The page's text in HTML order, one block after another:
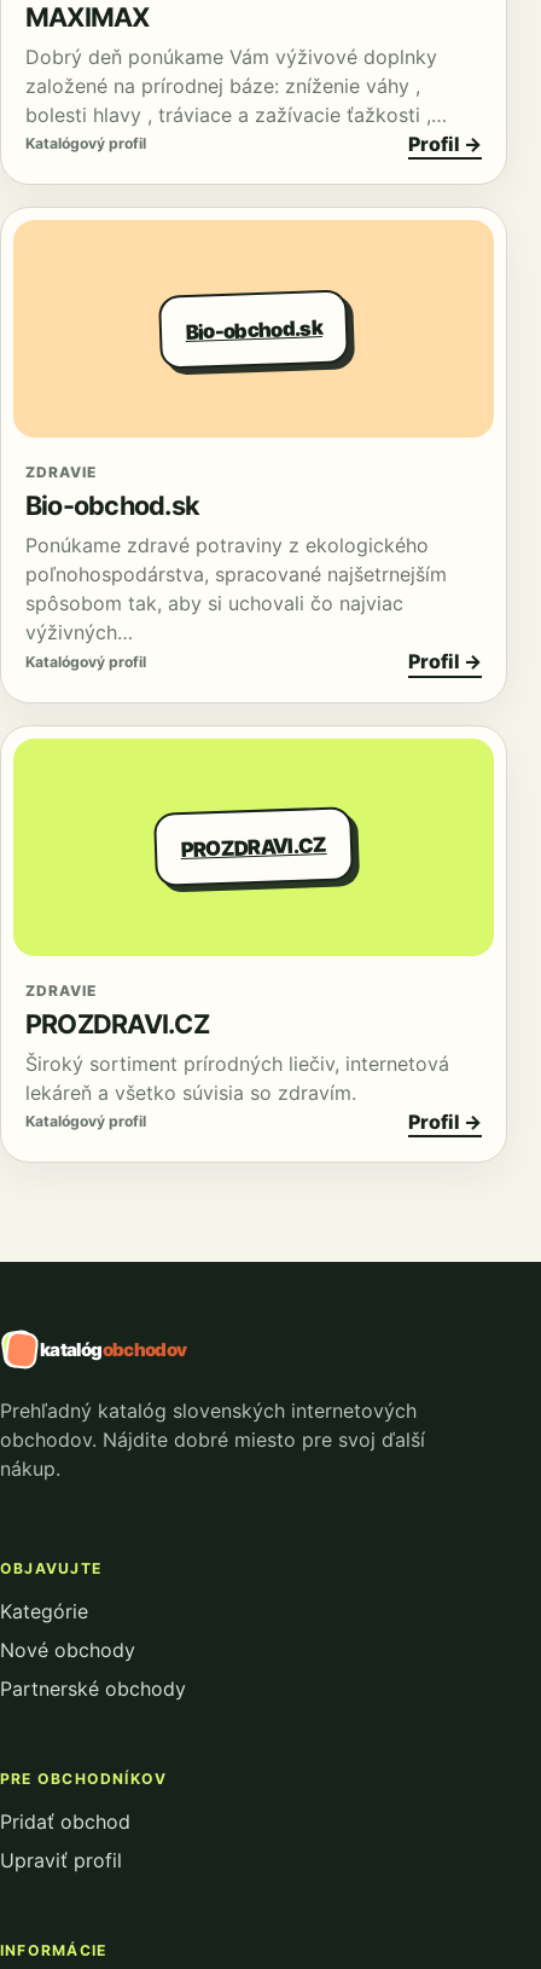
MAXIMAX
Dobrý deň ponúkame Vám výživové doplnky
založené na prírodnej báze: zníženie váhy ,
bolesti hlavy , tráviace a zažívacie ťažkosti ,…
Katalógový profil Profil →
Bio-obchod.sk
ZDRAVIE
Bio-obchod.sk
Ponúkame zdravé potraviny z ekologického
poľnohospodárstva, spracované najšetrnejším
spôsobom tak, aby si uchovali čo najviac
výživných…
Katalógový profil Profil →
PROZDRAVI.CZ
ZDRAVIE
PROZDRAVI.CZ
Široký sortiment prírodných liečiv, internetová
lekáreň a všetko súvisia so zdravím.
Katalógový profil Profil →
katalógobchodov
Prehľadný katalóg slovenských internetových
obchodov. Nájdite dobré miesto pre svoj ďalší
nákup.
OBJAVUJTE
Kategórie
Nové obchody
Partnerské obchody
PRE OBCHODNÍKOV
Pridať obchod
Upraviť profil
INFORMÁCIE